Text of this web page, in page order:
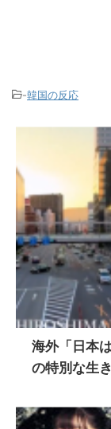
-韓国の反応
海外「日本
の特別な生